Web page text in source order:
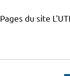
du site